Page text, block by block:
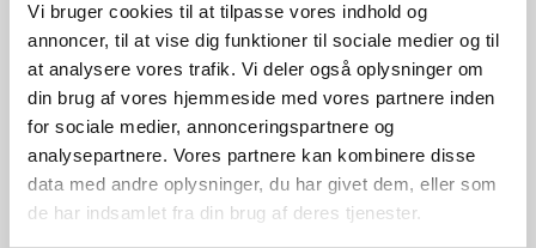
Vi bruger cookies til at tilpasse vores indhold og
annoncer, til at vise dig funktioner til sociale medier og til
at analysere vores trafik. Vi deler også oplysninger om
din brug af vores hjemmeside med vores partnere inden
for sociale medier, annonceringspartnere og
analysepartnere. Vores partnere kan kombinere disse
data med andre oplysninger, du har givet dem, eller som
de har indsamlet fra din brug af deres tjenester.
Helligkeit des Lichts (Lumen)
345.0
IP-Grad
IP65
Bereich
Innenbereich
Hauptmaterial
Plastik